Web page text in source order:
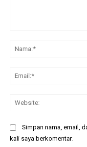
Simpan nama, email,
kali saya berkomentar.